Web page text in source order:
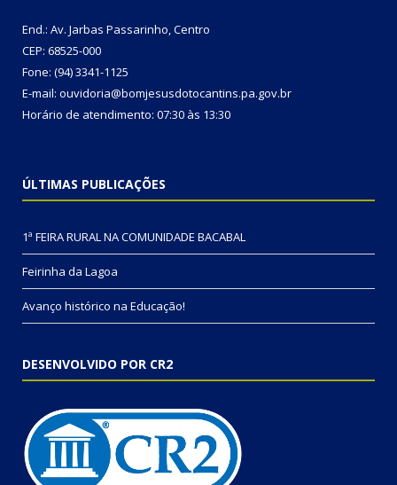
End.: Av. Jarbas Passarinho, Centro
CEP: 68525-000
Fone: (94) 3341-1125
E-mail: ouvidoria@bomjesusdotocantins.pa.gov.br
Horário de atendimento: 07:30 às 13:30
ÚLTIMAS PUBLICAÇÕES
1ª FEIRA RURAL NA COMUNIDADE BACABAL
Feirinha da Lagoa
Avanço histórico na Educação!
DESENVOLVIDO POR CR2